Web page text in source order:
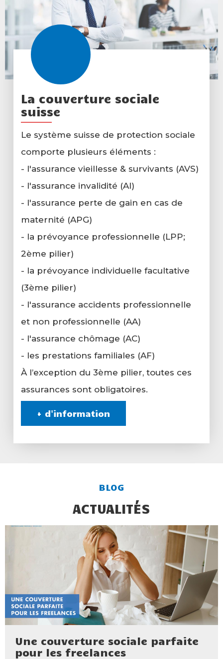
La couverture sociale
suisse
Le système suisse de protection sociale
comporte plusieurs éléments :
- l'assurance vieillesse & survivants (AVS)
- l'assurance invalidité (AI)
- l'assurance perte de gain en cas de
maternité (APG)
- la prévoyance professionnelle (LPP;
2ème pilier)
- la prévoyance individuelle facultative
(3ème pilier)
- l'assurance accidents professionnelle
et non professionnelle (AA)
- l'assurance chômage (AC)
- les prestations familiales (AF)
À l’exception du 3ème pilier, toutes ces
assurances sont obligatoires.
+ d'information
BLOG
ACTUALITÉS
Une couverture sociale parfaite
pour les freelances